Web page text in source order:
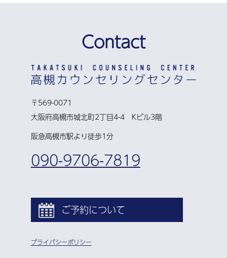
Contact
〒569-0071
大阪府高槻市城北町2丁目4-4 Kビル3階
阪急高槻市駅より徒歩1分
090-9706-7819
ご予約について
プライバシーポリシー